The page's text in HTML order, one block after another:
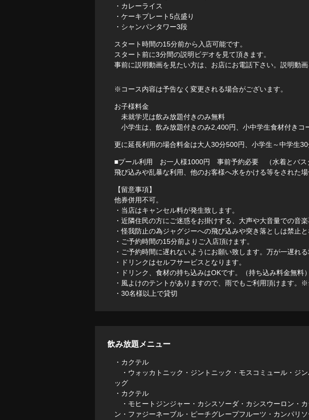
・カレーライス
・ケーキプレート5点盛り
・シャンパンタワー3段
スタート時間の15分前から入店可能です。
スタート前に3分間の説明ビデオを見て頂きます。
事前に説明動画を見たい方は、お店にお電話下さい。説明動
※コース内容は予告なく変更される場合がございます。
お子様料金
未就学児は飲み放題付きのみ無料
小学生は、飲み放題付きのみ2,400円、小中学生食材付きコ
更に延長利用の場合料金は大人30分500円、小学生～中学生
■プール利用 お一人様1000円 事前予約必要 （水着とバス
飛び込みや乱暴な利用、他のお客様へ水をかける等をされた
【留意事項】
他券併用不可。
・当店はキャンセル料が発生致します。
・近隣住民の方にご迷惑をお掛けする、大声や大音量での音
・怪我防止の為ジャグジーへの飛び込みや突き落としは禁止
・ご予約時間の15分前よりご入店頂けます。
・ご予約時間に遅れないようにお願い致します。万が一遅れ
・ドリンクはセルフサービスとなります。
・ドリンク、食材の持ち込みはOKです。（持ち込み料金無料）
・風よけのテントがありますので、雨でもご利用頂けます。
・30名様以上で貸切
飲み放題メニュー
・カクテル
・ウォッカトニック・ジントニック・モスコミュール・ジ
ッグ
・カクテル
・モヒートジンジャー・カシスソーダ・カシスウーロン・
ン・ファジーネーブル・ピーチグレープフルーツ・カンパリ